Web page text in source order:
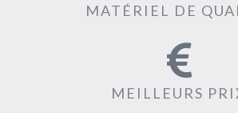
MATÉRIEL DE
MEILLEURS